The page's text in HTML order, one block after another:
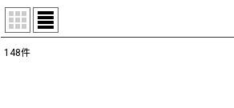
148件